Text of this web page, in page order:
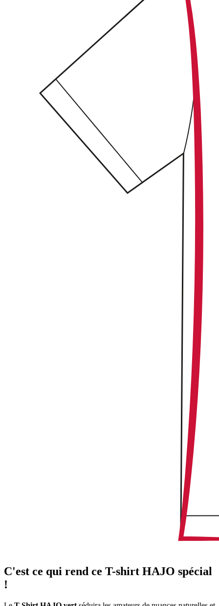
C'est ce qui rend ce T-shirt HAJO spécial
!